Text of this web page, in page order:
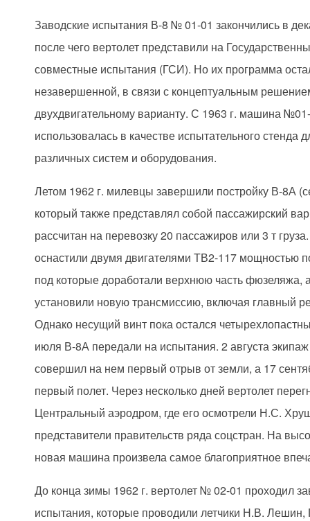
Заводские испытания В-8 № 01-01 закончились в
после чего вертолет представили на
совместные испытания (ГСИ). Но их программа
незавершенной, в связи с концептуальным
двухдвигательному варианту. С 1963 г. машина
использовалась в качестве испытательного стенда
различных систем и оборудования.
Летом 1962 г. милевцы завершили постройку В-8А
который также представлял собой пассажирский
рассчитан на перевозку 20 пассажиров или 3 т
оснастили двумя двигателями ТВ2-117 мощностью
под которые доработали верхнюю часть фюзеляжа,
установили новую трансмиссию, включая главный
Однако несущий винт пока остался
июля В-8А передали на испытания. 2 августа
совершил на нем первый отрыв от земли, а 17
первый полет. Через несколько дней вертолет
Центральный аэродром, где его осмотрели Н.С.
представители правительств ряда соцстран. На
новая машина произвела самое благоприятное
До конца зимы 1962 г. вертолет № 02-01 проходил
испытания, которые проводили летчики Н.В.